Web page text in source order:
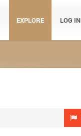
EXPLORE LOG IN